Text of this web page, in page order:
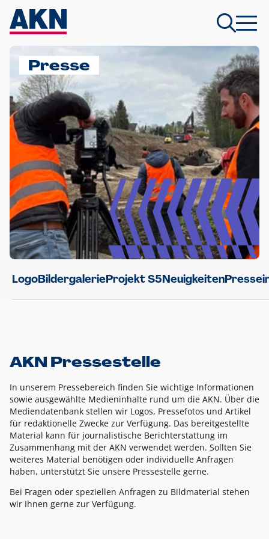
Presse
LogoBildergalerieProjekt S5Neuigkeiten
AKN Pressestelle
In unserem Pressebereich finden Sie wichtige Informationen
sowie ausgewählte Medieninhalte rund um die AKN. Über die
Mediendatenbank stellen wir Logos, Pressefotos und Artikel
für redaktionelle Zwecke zur Verfügung. Das bereitgestellte
Material kann für journalistische Berichterstattung im
Zusammenhang mit der AKN verwendet werden. Sollten Sie
weiteres Material benötigen oder individuelle Anfragen
haben, unterstützt Sie unsere Pressestelle gerne.
Bei Fragen oder speziellen Anfragen zu Bildmaterial stehen
wir Ihnen gerne zur Verfügung.